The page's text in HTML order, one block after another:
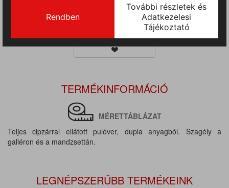
TERMÉKINFORMÁCIÓ
MÉRETTÁBLÁZAT
Teljes cipzárral ellátott pulóver, dupla anyagból. Szagély a
galléron és a mandzsettán.
LEGNÉPSZERŰBB TERMÉKEINK